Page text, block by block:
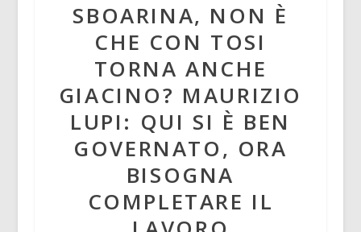
SBOARINA, NON È
CHE CON TOSI
TORNA ANCHE
GIACINO? MAURIZIO
LUPI: QUI SI È BEN
GOVERNATO, ORA
BISOGNA
COMPLETARE IL